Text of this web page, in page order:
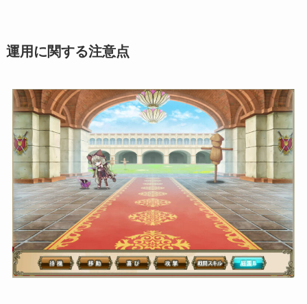
運用に関する注意点